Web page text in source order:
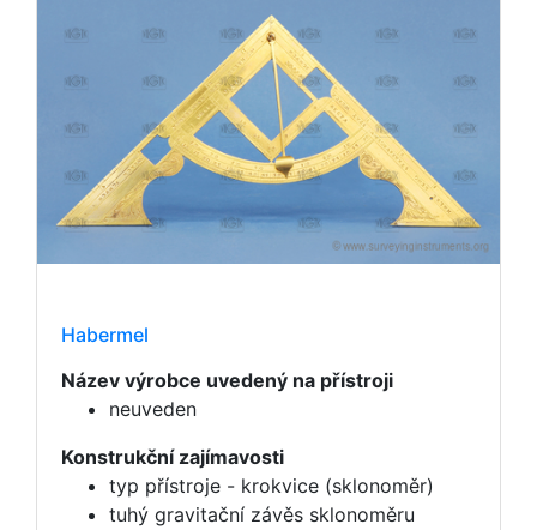
Habermel
Název výrobce uvedený na přístroji
neuveden
Konstrukční zajímavosti
typ přístroje - krokvice (sklonoměr)
tuhý gravitační závěs sklonoměru